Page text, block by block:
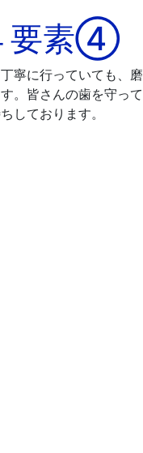
要素④
寧に行っていても、磨
。皆さんの歯を守って
しております。